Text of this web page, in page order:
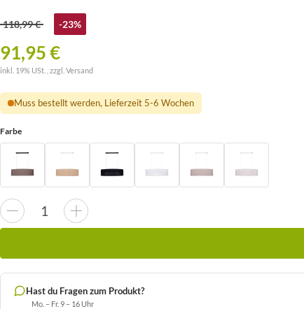
118,99 € -23%
91,95 €
inkl. 19% USt. , zzgl. Versand
Muss bestellt werden, Lieferzeit 5-6 Wochen
Farbe
Hast du Fragen zum Produkt?
Mo. – Fr. 9 – 16 Uhr